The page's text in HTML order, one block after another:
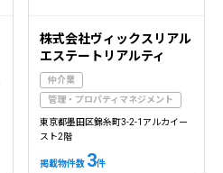
株式会社ヴィックスリアル
エステートリアルティ
仲介業
管理・プロパティマネジメント
東京都墨田区錦糸町3-2-1アルカイー
スト2階
掲載物件数 3件